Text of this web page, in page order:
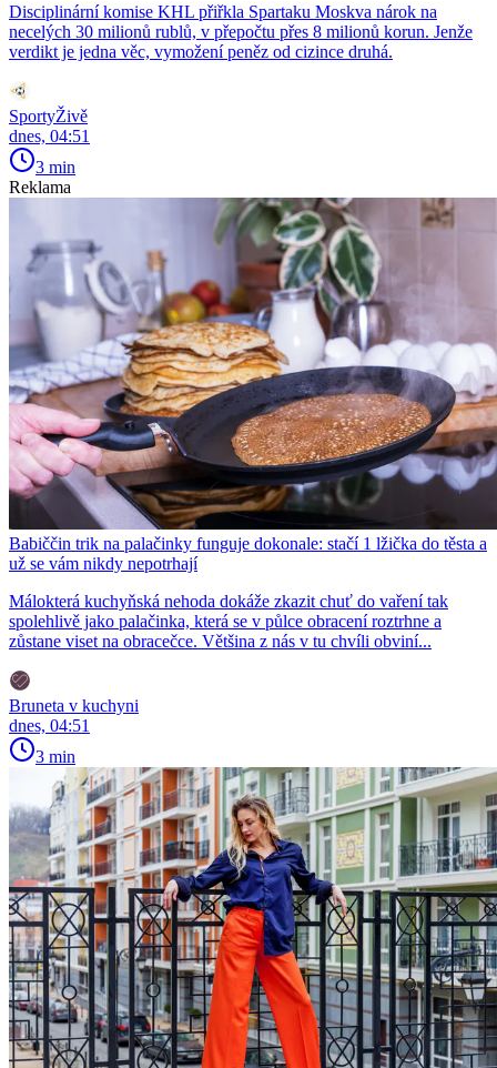
Disciplinární komise KHL přiřkla Spartaku Moskva nárok na
necelých 30 milionů rublů, v přepočtu přes 8 milionů korun. Jenže
verdikt je jedna věc, vymožení peněz od cizince druhá.
SportyŽivě
dnes, 04:51
3 min
Reklama
Babiččin trik na palačinky funguje dokonale: stačí 1 lžička do těsta a
už se vám nikdy nepotrhají
Málokterá kuchyňská nehoda dokáže zkazit chuť do vaření tak
spolehlivě jako palačinka, která se v půlce obracení roztrhne a
zůstane viset na obracečce. Většina z nás v tu chvíli obviní...
Bruneta v kuchyni
dnes, 04:51
3 min